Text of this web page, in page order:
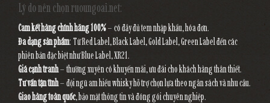
Lý do nên chọn ruoungoai.net:
Cam kết hàng chính hãng 100%– có đầy đủ tem nhập khẩu, hóa đơn.
Đa dạng sản phẩm: Từ Red Label, Black Label, Gold Label, Green Label đến các
phiên bản đặc biệt như Blue Label, XR21.
Giá cạnh tranh– thường xuyên có khuyến mãi, ưu đãi cho khách hàng thân thiết.
Tư vấn tận tình– đội ngũ am hiểu whisky hỗ trợ chọn lựa theo ngân sách và nhu cầu.
Giao hàng toàn quốc, bảo mật thông tin và đóng gói chuyên nghiệp.